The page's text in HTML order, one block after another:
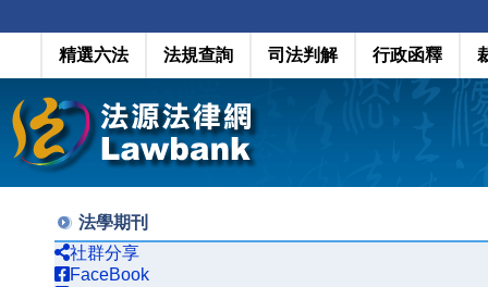
精選六法 法規查詢 司法判解 行政函釋
法學期刊
社群分享
FaceBook